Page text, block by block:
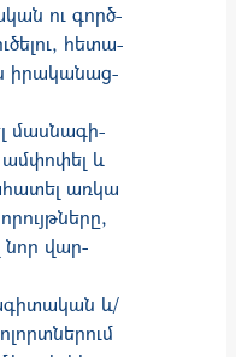
ու գործ­
հե­տա­
իրա­կա­նաց­
մասնա­գի­
և
առկա
նոր ​​վար­
և/